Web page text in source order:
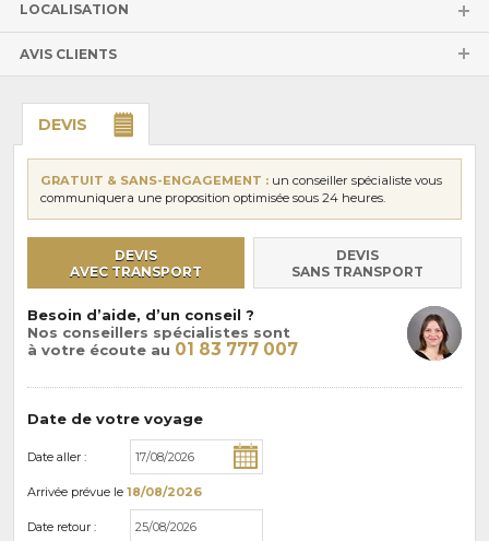
LOCALISATION
AVIS CLIENTS
DEVIS
GRATUIT & SANS-ENGAGEMENT : un conseiller spécialiste vous
communiquera une proposition optimisée sous 24 heures.
DEVIS
AVEC TRANSPORT
DEVIS
SANS TRANSPORT
Besoin d’aide, d’un conseil ?
Nos conseillers spécialistes sont
à votre écoute au 01 83 777 007
Date de votre voyage
Date aller :
Arrivée prévue le 18/08/2026
Date retour :